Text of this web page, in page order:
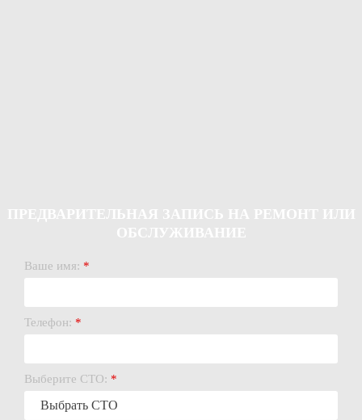
Ваше имя: *
Телефон: *
Выберите СТО: *